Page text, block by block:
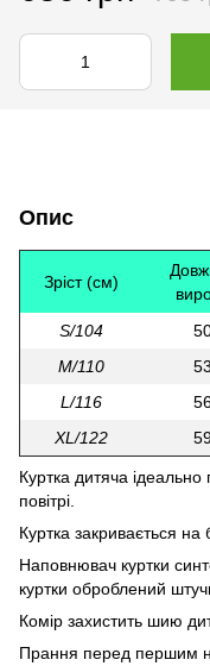
Опис
Зріст (см)
S/104
M/110
53
L/116
XL/122
Куртка дитяча
повітрі.
Куртка закривається на
Наповнювач куртки
куртки оброблений
Комір захистить шию
Прання перед першим